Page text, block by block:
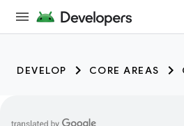
DEVELOP CORE AREAS